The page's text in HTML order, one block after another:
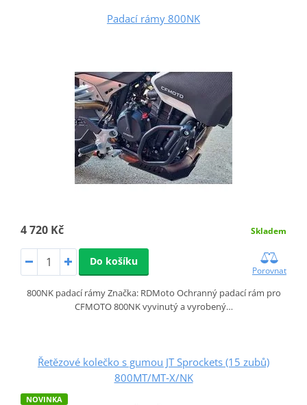
Padací rámy 800NK
4 720 Kč Skladem
Do košíku
Porovnat
800NK padací rámy Značka: RDMoto Ochranný padací rám pro
CFMOTO 800NK vyvinutý a vyrobený…
Řetězové kolečko s gumou JT Sprockets (15 zubů)
800MT/MT‑X/NK
NOVINKA